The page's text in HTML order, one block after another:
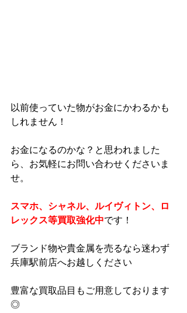
以前使っていた物がお金にかわるかも
しれません！
お金になるのかな？と思われました
ら、お気軽にお問い合わせくださいま
せ。
スマホ、シャネル、ルイヴィトン、ロ
レックス等買取強化中です！
ブランド物や貴金属を売るなら迷わず
兵庫駅前店へお越しください
豊富な買取品目もご用意しております
◎